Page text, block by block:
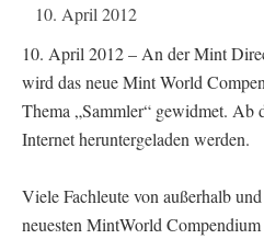
10. April 2012
10. April 2012 – An der Mint
wird das neue Mint World
Thema „Sammler“ gewidmet. Ab
Internet heruntergeladen werden.
Viele Fachleute von außerhalb
neuesten MintWorld